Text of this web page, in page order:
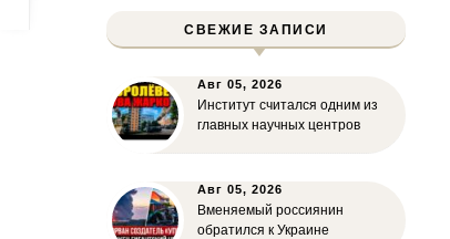
СВЕЖИЕ ЗАПИСИ
Авг 05, 2026
Институт считался одним из
главных научных центров
Авг 05, 2026
Вменяемый россиянин
обратился к Украине